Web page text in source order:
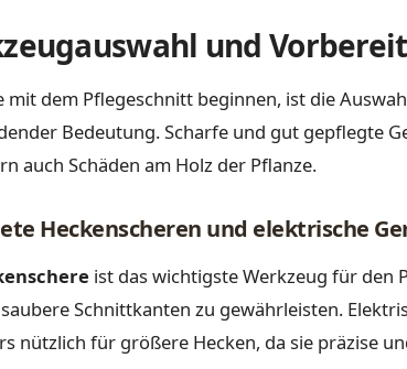
und
mit dem Pflegeschnitt beginnen, ist die
Bedeutung. Scharfe und gut gepflegte
auch Schäden am Holz der Pflanze.
Heckenscheren und elektrische
ist das wichtigste Werkzeug für den
Schnittkanten zu gewährleisten.
nützlich für größere Hecken, da sie präzise